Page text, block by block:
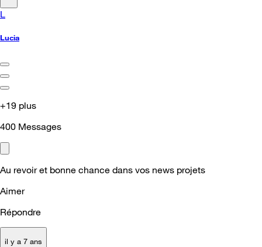
L
Lucia
+19 plus
400 Messages
Au revoir et bonne chance dans vos news projets
Aimer
Répondre
il y a 7 ans